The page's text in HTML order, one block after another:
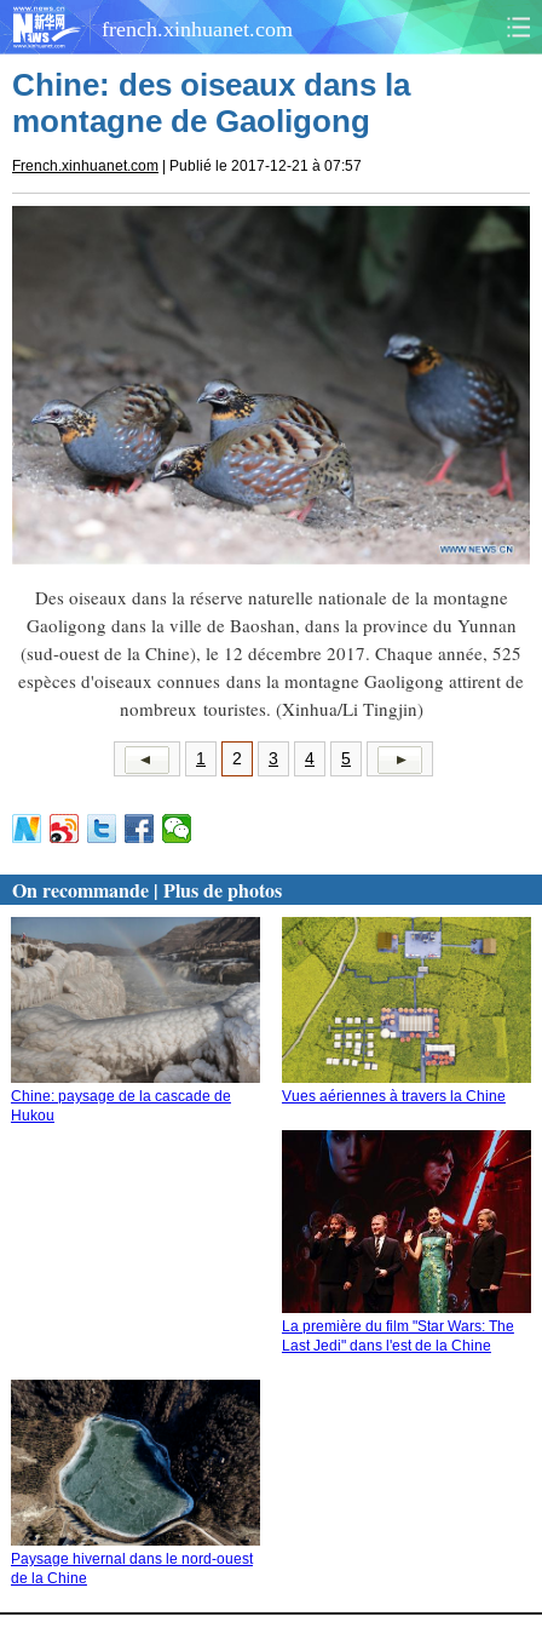
french.xinhuanet.com
CHINE MONDE
CULTURE SOCIÉTÉ
SPORTS
SCI&TECH PLANÈTE
TOURISME DOCUMENTS
DOSSIERS PHOTOS
VIDÉOS
Chine: des oiseaux dans la
montagne de Gaoligong
French.xinhuanet.com | Publié le 2017-12-21 à 07:57
Des oiseaux dans la réserve naturelle nationale de la montagne
Gaoligong dans la ville de Baoshan, dans la province du Yunnan
(sud-ouest de la Chine), le 12 décembre 2017. Chaque année, 525
espèces d'oiseaux connues dans la montagne Gaoligong attirent de
nombreux touristes. (Xinhua/Li Tingjin)
1 2 3 4 5
On recommande | Plus de photos
Chine: paysage de la cascade de
Hukou
Vues aériennes à travers la Chine
La première du film "Star Wars: The
Last Jedi" dans l'est de la Chine
Paysage hivernal dans le nord-ouest
de la Chine